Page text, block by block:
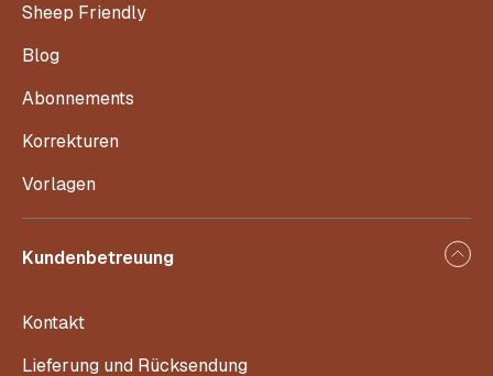
Sheep Friendly
Blog
Abonnements
Korrekturen
Vorlagen
Kundenbetreuung
Kontakt
Lieferung und Rücksendung